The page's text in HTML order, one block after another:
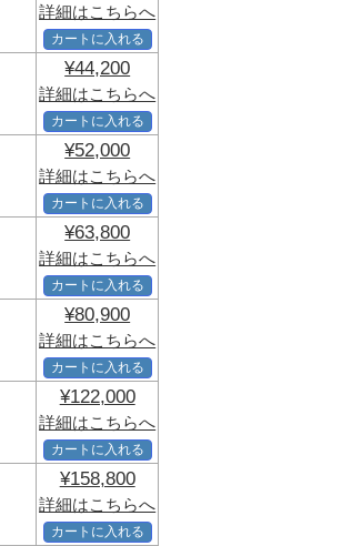
詳細はこちらへ
カートに入れる
¥44,200
詳細はこちらへ
カートに入れる
¥52,000
詳細はこちらへ
カートに入れる
¥63,800
詳細はこちらへ
カートに入れる
¥80,900
詳細はこちらへ
カートに入れる
¥122,000
詳細はこちらへ
カートに入れる
¥158,800
詳細はこちらへ
カートに入れる